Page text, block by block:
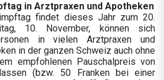
in Arztpraxen und Apotheken
findet dieses Jahr zum 20.
10. November, können sich
in vielen Arztpraxen und
in der ganzen Schweiz auch ohne
empfohlenen Pauschalpreis von
(bzw. 50 Franken bei einer